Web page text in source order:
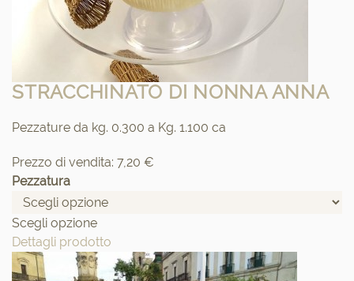
STRACCHINATO DI NONNA ANNA
Pezzature da kg. 0.300 a Kg. 1.100 ca
Prezzo di vendita: 7,20 €
Pezzatura
Scegli opzione
Dettagli prodotto